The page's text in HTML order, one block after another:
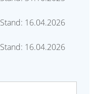
Stand: 16.04.2026
Stand: 16.04.2026